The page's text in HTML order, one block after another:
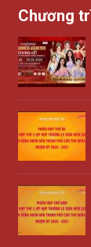
Chương